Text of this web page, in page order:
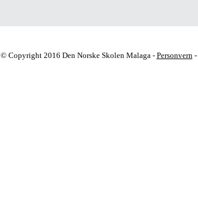
© Copyright 2016 Den Norske Skolen Malaga - Personvern -